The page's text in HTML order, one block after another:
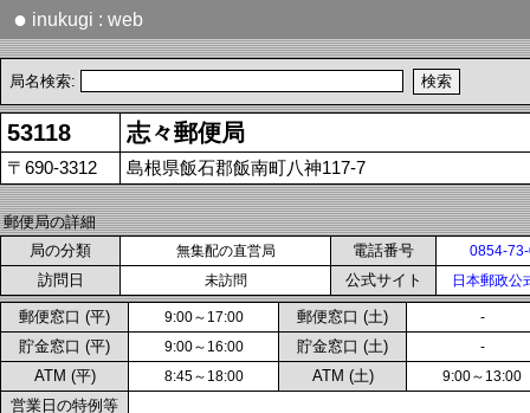
● inukugi : web
局名検索:
53118 志々郵便局
〒690-3312 島根県飯石郡飯南町八神117-7
郵便局の詳細
局の分類
無集配の直営局 電話番号 0854-
訪問日 未訪問 公式サイト 日本郵政公
郵便窓口 (平) 9:00～17:00 郵便窓口 (土) -
貯金窓口 (平) 9:00～16:00 貯金窓口 (土) -
ATM (平) 8:45～18:00 ATM (土) 9:00～13:00
営業日の特例等